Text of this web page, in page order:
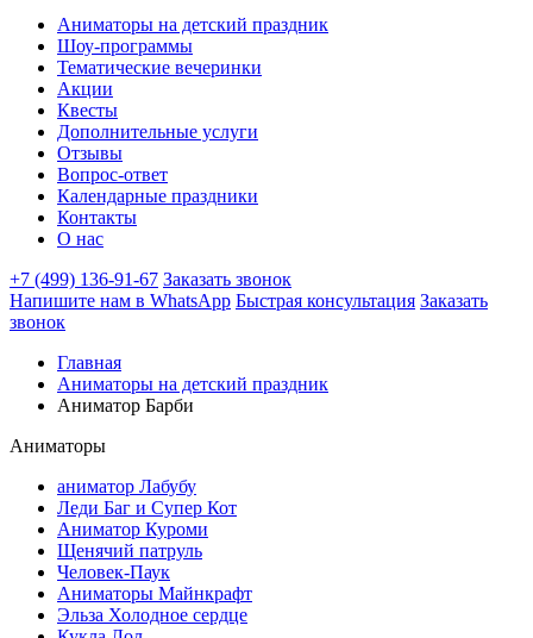
Аниматоры на детский праздник
Шоу-программы
Тематические вечеринки
Акции
Квесты
Дополнительные услуги
Отзывы
Вопрос-ответ
Календарные праздники
Контакты
О нас
+7 (499) 136-91-67 Заказать звонок
Напишите нам в WhatsApp Быстрая консультация Заказать
звонок
Главная
Аниматоры на детский праздник
Аниматор Барби
Аниматоры
аниматор Лабубу
Леди Баг и Супер Кот
Аниматор Куроми
Щенячий патруль
Человек-Паук
Аниматоры Майнкрафт
Эльза Холодное сердце